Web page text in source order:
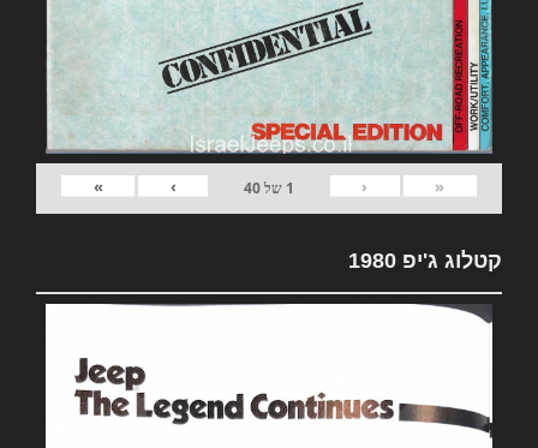
«
‹
1 של40
›
»
קטלוג ג'יפ 1980